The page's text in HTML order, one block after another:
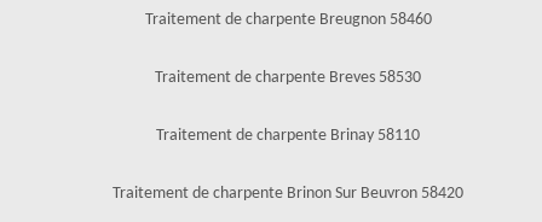
Traitement de charpente Breugnon 58460
Traitement de charpente Breves 58530
Traitement de charpente Brinay 58110
Traitement de charpente Brinon Sur Beuvron 58420